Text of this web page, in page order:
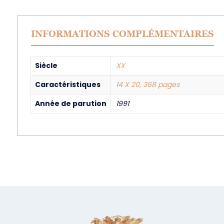
INFORMATIONS COMPLÉMENTAIRES
Siècle
XX
Caractéristiques
14 X 20, 368 pages
Année de parution
1991